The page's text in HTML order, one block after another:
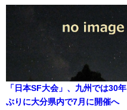
「日本SF大会」、九州では30年
ぶりに大分県内で7月に開催へ